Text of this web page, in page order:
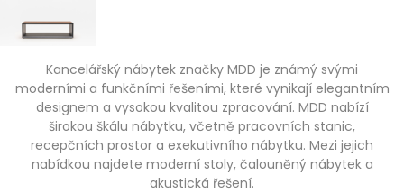
Kancelářský nábytek značky MDD je známý svými
moderními a funkčními řešeními, které vynikají elegantním
designem a vysokou kvalitou zpracování. MDD nabízí
širokou škálu nábytku, včetně pracovních stanic,
recepčních prostor a exekutivního nábytku. Mezi jejich
nabídkou najdete moderní stoly, čalouněný nábytek a
akustická řešení.